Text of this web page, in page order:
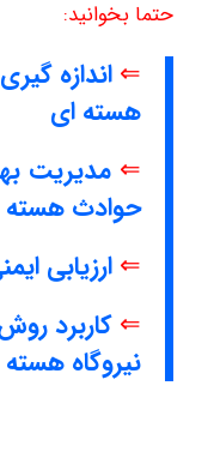
حتما بخوانید:
⇐ اندازه
هسته ای
⇐ مدیریت
حوادث هسته
⇐ ارزیابی
⇐
نیروگاه